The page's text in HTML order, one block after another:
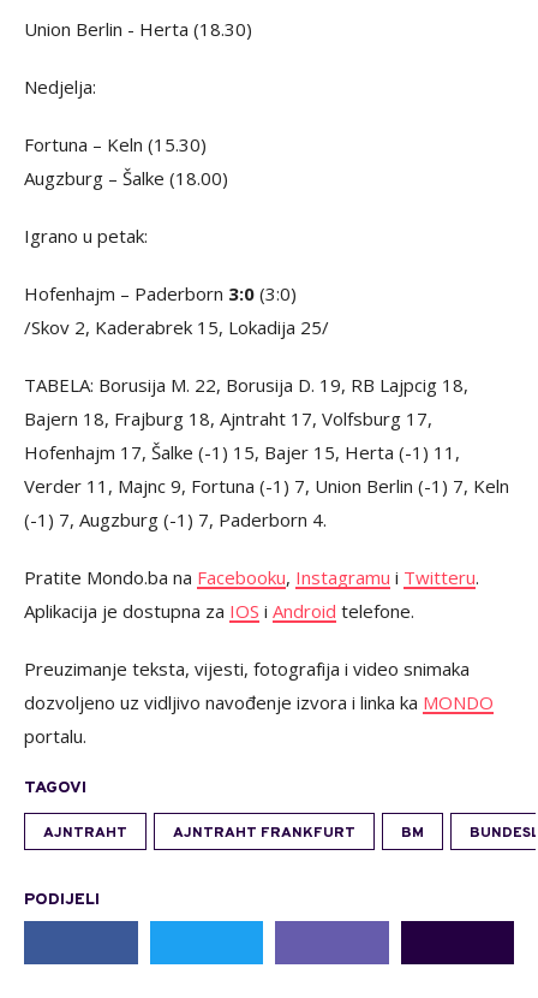
Union Berlin - Herta (18.30)
Nedjelja:
Fortuna – Keln (15.30)
Augzburg – Šalke (18.00)
Igrano u petak:
Hofenhajm – Paderborn 3:0 (3:0)
/Skov 2, Kaderabrek 15, Lokadija 25/
TABELA: Borusija M. 22, Borusija D. 19, RB Lajpcig 18,
Bajern 18, Frajburg 18, Ajntraht 17, Volfsburg 17,
Hofenhajm 17, Šalke (-1) 15, Bajer 15, Herta (-1) 11,
Verder 11, Majnc 9, Fortuna (-1) 7, Union Berlin (-1) 7, Keln
(-1) 7, Augzburg (-1) 7, Paderborn 4.
Pratite Mondo.ba na Facebooku, Instagramu i Twitteru.
Aplikacija je dostupna za IOS i Android telefone.
Preuzimanje teksta, vijesti, fotografija i video snimaka
dozvoljeno uz vidljivo navođenje izvora i linka ka MONDO
portalu.
TAGOVI
AJNTRAHT AJNTRAHT FRANKFURT BM
PODIJELI